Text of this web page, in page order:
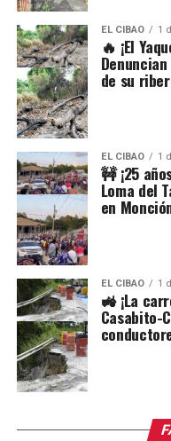
EL CIBAO 1
🔥 ¡El
de su
EL CIBAO 1
🚧 ¡25
Loma del
en
EL CIBAO 1
🚜 ¡La
Casabito-